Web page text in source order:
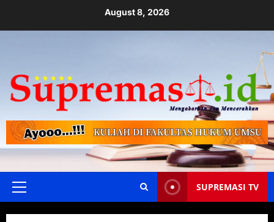
August 8, 2026
SUPREMASI TV